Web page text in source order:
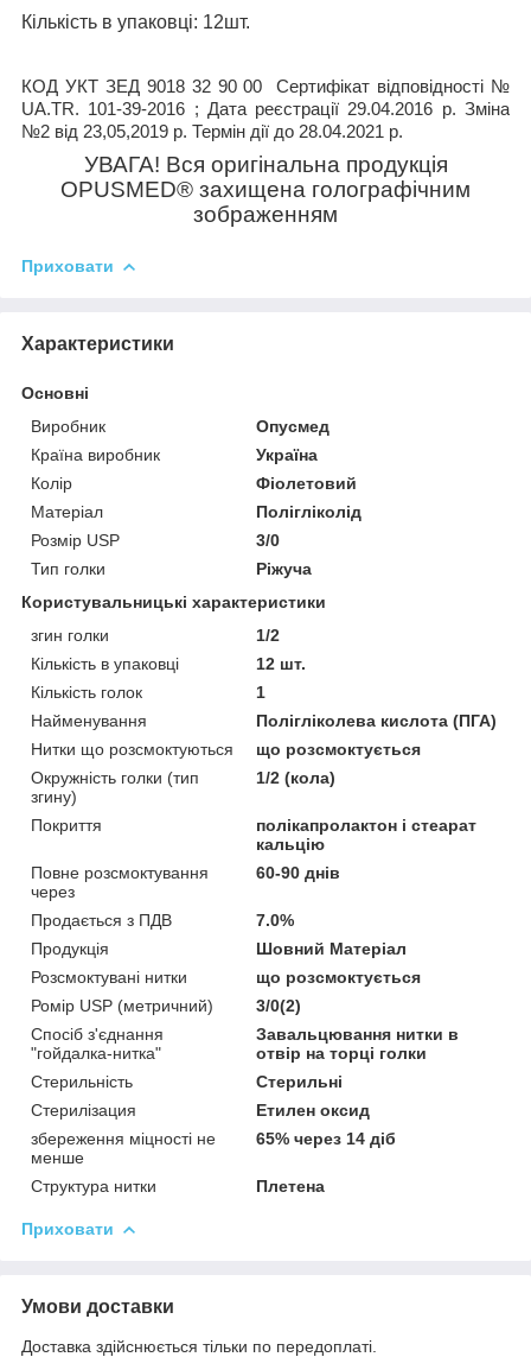
Кількість в упаковці: 12шт.
КОД УКТ ЗЕД 9018 32 90 00
Сертифікат відповідності №
UA.TR. 101-39-2016 ; Дата реєстрації 29.04.2016 р. Зміна
№2 від 23,05,2019 р. Термін дії до 28.04.2021 р.
УВАГА! Вся оригінальна продукція
OPUSMED® захищена голографічним
зображенням
Приховати
Характеристики
Основні
Виробник
Опусмед
Країна виробник
Україна
Колір
Фіолетовий
Матеріал
Полігліколід
Розмір USP
3/0
Тип голки
Ріжуча
Користувальницькі характеристики
згин голки
1/2
Кількість в упаковці
12 шт.
Кількість голок
1
Найменування
Полігліколева кислота (ПГА)
Нитки що розсмоктуються
що розсмоктується
Окружність голки (тип
згину)
1/2 (кола)
Покриття
полікапролактон і стеарат
кальцію
Повне розсмоктування
через
60-90 днів
Продається з ПДВ
7.0%
Продукція
Шовний Матеріал
Розсмоктувані нитки
що розсмоктується
Ромір USP (метричний)
3/0(2)
Спосіб з'єднання
"гойдалка-нитка"
Завальцювання нитки в
отвір на торці голки
Стерильність
Стерильні
Стерилізация
Етилен оксид
збереження міцності не
менше
65% через 14 діб
Структура нитки Плетена
Приховати
Умови доставки
Доставка здійснюється тільки по передоплаті.